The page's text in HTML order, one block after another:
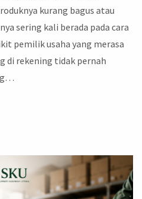
kurang bagus atau
sering kali berada pada cara
pemilik usaha yang merasa
di rekening tidak pernah